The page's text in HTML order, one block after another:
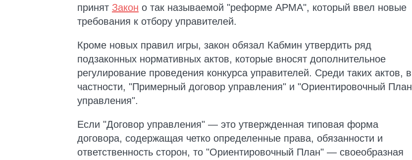
принят Закон о так называемой "реформе АРМА", который ввел новые
требования к отбору управителей.
Кроме новых правил игры, закон обязал Кабмин утвердить ряд
подзаконных нормативных актов, которые вносят дополнительное
регулирование проведения конкурса управителей. Среди таких актов, в
частности, "Примерный договор управления" и "Ориентировочный План
управления".
Если "Договор управления" — это утвержденная типовая форма
договора, содержащая четко определенные права, обязанности и
ответственность сторон, то "Ориентировочный План" — своеобразная